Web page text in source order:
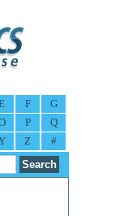
F
G
P
Q
Z #